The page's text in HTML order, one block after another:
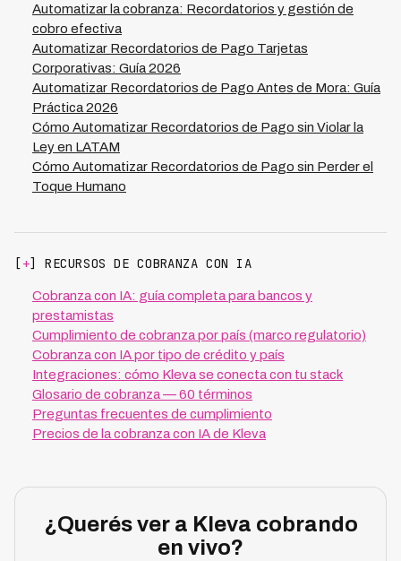
recordatorio en los 7 países donde opera, asegurando
que tus mensajes sean relevantes y bien recibidos. Con
esta aproximación, nuestros clientes reportan tasas de
interacción positiva y menor cantidad de reportes de
spam, manteniendo relaciones comerciales saludables
con sus deudores.
Automatizar la cobranza: Recordatorios y gestión de
cobro efectiva
Automatizar Recordatorios de Pago Tarjetas
Corporativas: Guía 2026
Automatizar Recordatorios de Pago Antes de Mora: Guía
Práctica 2026
Cómo Automatizar Recordatorios de Pago sin Violar la
Ley en LATAM
Cómo Automatizar Recordatorios de Pago sin Perder el
Toque Humano
[ +] RECURSOS DE COBRANZA CON IA
Cobranza con IA: guía completa para bancos y
prestamistas
Cumplimiento de cobranza por país (marco regulatorio)
Cobranza con IA por tipo de crédito y país
Integraciones: cómo Kleva se conecta con tu stack
Glosario de cobranza — 60 términos
Preguntas frecuentes de cumplimiento
Precios de la cobranza con IA de Kleva
¿Querés ver a Kleva cobrando
en vivo?